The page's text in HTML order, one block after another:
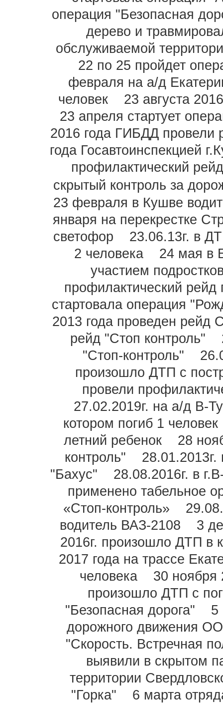
операция "Безопасная
дерево и
обслуживаемой
22 по 25 пройдет
февраля на а/д
человек
23 августа
23 апреля стартует
2016 года ГИБДД провели
года Госавтоинспекцией
профилактический
скрытый контроль за
23 февраля в Кушве
января на перекрестке
светофор
23.06.13г. в
2 человека
24 мая в
участием
профилактический рейд
стартовала операция
2013 года проведен рейд
рейд "Стоп контроль"
"Стоп-контроль"
произошло ДТП с
провели
27.02.2019г. на а/д В-
котором погиб 1 человек
летний ребенок
28
контроль"
"Бахус"
28.08.2016г. в
применено табельное
«Стоп-контроль»
водитель ВАЗ-2108
3
2016г. произошло ДТП в
2017 года на трассе
человека
30 ноября
произошло ДТП с
"Безопасная дорога"
5
дорожного движения
"Скорость. Встречная
выявили в скрытом
территории
"Горка"
6 марта